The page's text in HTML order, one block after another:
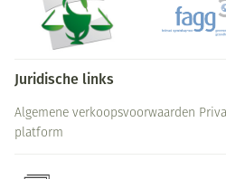
Juridische links
Algemene verkoopsvoorwaarden
platform